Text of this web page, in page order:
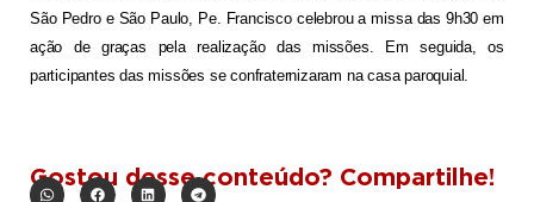
São Pedro e São Paulo, Pe. Francisco celebrou a missa das 9h30 em
ação de graças pela realização das missões. Em seguida, os
participantes das missões se confraternizaram na casa paroquial.
Gostou desse conteúdo? Compartilhe!